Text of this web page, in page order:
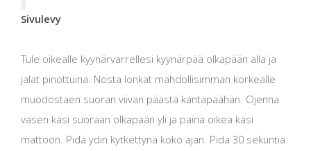
Sivulevy
Tule oikealle kyynärvarrellesi kyynärpää olkapään alla ja
jalat pinottuina. Nosta lonkat mahdollisimman korkealle
muodostaen suoran viivan päästä kantapäähän. Ojenna
vasen käsi suoraan olkapään yli ja paina oikea käsi
mattoon. Pidä ydin kytkettynä koko ajan. Pidä 30 sekuntia